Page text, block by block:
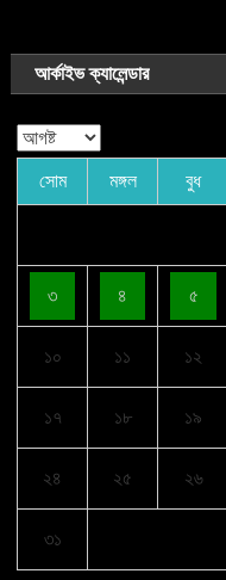
আর্কাইভ ক্যালেন্ডার
সোম মঙ্গল বুধ
৩ ৪ ৫
১০ ১১ ১২
১৭ ১৮ ১৯
২৪ ২৫ ২৬
৩১